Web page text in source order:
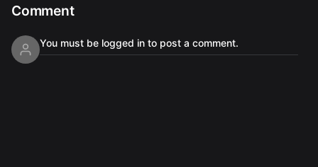
Comment
You must be logged in to post a comment.